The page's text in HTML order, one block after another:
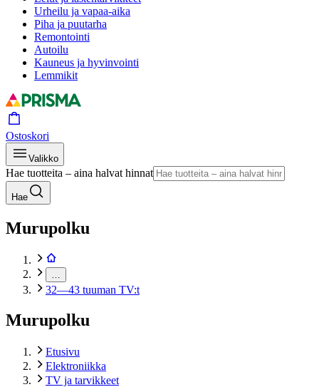
Urheilu ja vapaa-aika
Piha ja puutarha
Remontointi
Autoilu
Kauneus ja hyvinvointi
Lemmikit
Ostoskori
Valikko
Hae tuotteita – aina halvat hinnat
Hae
Murupolku
32—43 tuuman TV:t
Murupolku
Etusivu
Elektroniikka
TV ja tarvikkeet